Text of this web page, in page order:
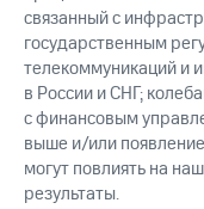
связанный с
государственным
телекоммуникаций и
в России и СНГ;
с финансовым
выше и/или
могут повлиять на
результаты.